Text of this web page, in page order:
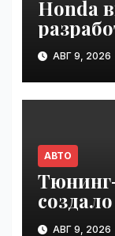
Honda
АВГ 9, 2026
АВТО
Land
АВГ 9, 2026